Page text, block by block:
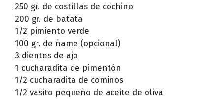
250 gr. de costillas de cochino
200 gr. de batata
1/2 pimiento verde
100 gr. de ñame (opcional)
3 dientes de ajo
1 cucharadita de pimentón
1/2 cucharadita de cominos
1/2 vasito pequeño de aceite de oliva